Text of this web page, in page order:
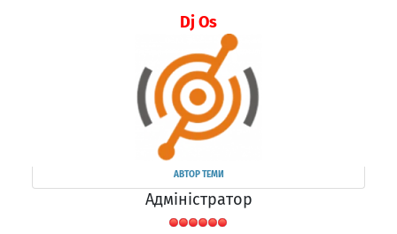
Dj Os
АВТОР ТЕМИ
Адміністратор